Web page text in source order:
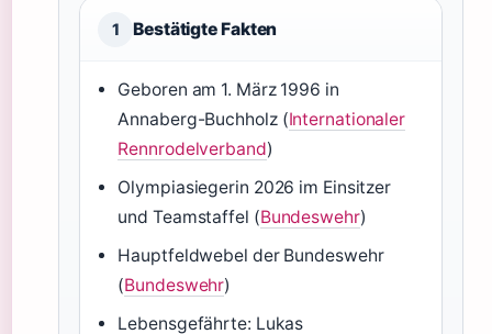
1 Bestätigte Fakten
Geboren am 1. März 1996 in
Annaberg-Buchholz (Internationaler
Rennrodelverband)
Olympiasiegerin 2026 im Einsitzer
und Teamstaffel (Bundeswehr)
Hauptfeldwebel der Bundeswehr
(Bundeswehr)
Lebensgefährte: Lukas